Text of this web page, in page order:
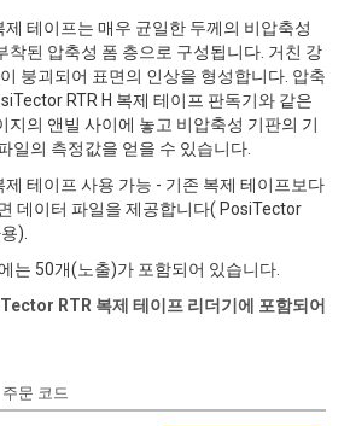
테이프는 매우 균일한 두께의 비압축성
착된 압축성 폼 층으로 구성됩니다. 거친 강
붕괴되어 표면의 인상을 형성합니다. 압축
RTR H 복제 테이프 판독기와 같은
지의 앤빌 사이에 놓고 비압축성 기판의 기
일의 측정값을 얻을 수 있습니다.
제 테이프 사용 가능 - 기존 복제 테이프보다
데이터 파일을 제공합니다( PosiTector
).
는 50개(노출)가 포함되어 있습니다.
RTR 복제 테이프 리더기에 포함되어
주문 코드